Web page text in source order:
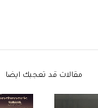
مقالات قد تعجبك ايضا